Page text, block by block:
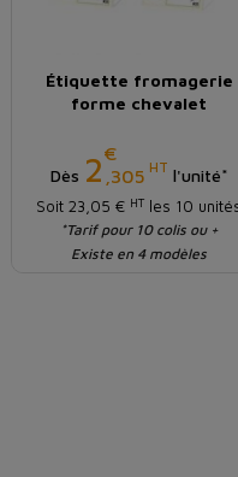
Étiquette fromagerie
forme chevalet
Dès 2€
,305 HT l'unité*
Soit 23,05 € HT les 10
*Tarif pour 10 colis ou +
Existe en 4 modèles